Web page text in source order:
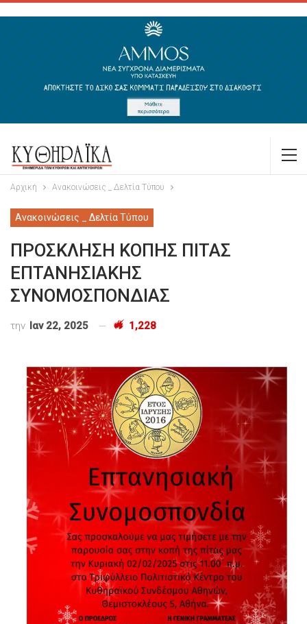
Αρχική Ανακοινώσεις _ Δελτία Τύπου
Ανακοινώσεις _ Δελτία Τύπου
ΠΡΟΣΚΛΗΣΗ ΚΟΠΗΣ ΠΙΤΑΣ
ΕΠΤΑΝΗΣΙΑΚΗΣ
ΣΥΝΟΜΟΣΠΟΝΔΙΑΣ
την Ιαν 22, 2025 1,228